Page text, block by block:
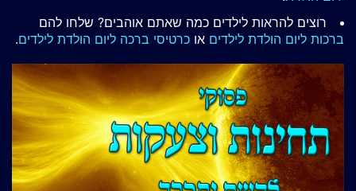
רוצים להראות לילדים כמה שאתם אוהבים? שלחו להם
ברכות ליום הולדת לילדים או כרטיסי ברכה ליום הולדת לילדים.